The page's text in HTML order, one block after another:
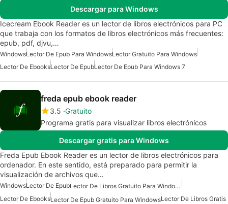
Descargar para Windows
Icecream Ebook Reader es un lector de libros electrónicos para PC
que trabaja con los formatos de libros electrónicos más frecuentes:
epub, pdf, djvu,…
WindowsLector De Epub Para WindowsLector Gratuito Para Windows
Lector De EbooksLector De EpubLector De Epub Para Windows 7
freda epub ebook reader
3.5 Gratuito
Programa gratis para visualizar libros electrónicos
Descargar gratis para Windows
Freda Epub Ebook Reader es un lector de libros electrónicos para
ordenador. En este sentido, está preparado para permitir la
visualización de archivos que…
WindowsLector De Epub
Lector De Libros Gratuito Para Windows
Lector De EbooksLector De Epub Gratuito Para WindowsLector De Libros Gratis